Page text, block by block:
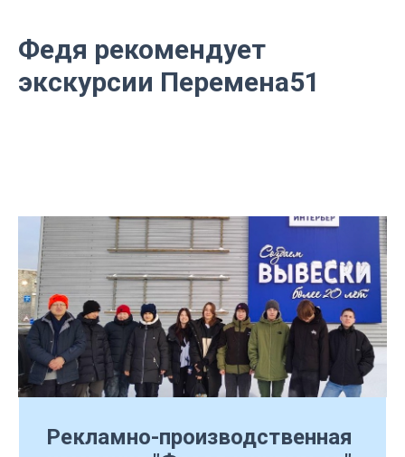
Федя рекомендует
экскурсии Перемена51
Рекламно-производственная